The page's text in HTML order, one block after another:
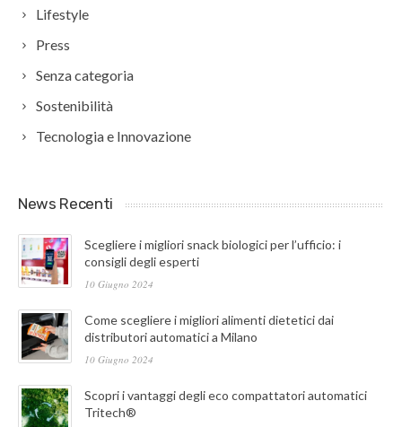
Lifestyle
Press
Senza categoria
Sostenibilità
Tecnologia e Innovazione
News Recenti
Scegliere i migliori snack biologici per l’ufficio: i
consigli degli esperti
10 Giugno 2024
Come scegliere i migliori alimenti dietetici dai
distributori automatici a Milano
10 Giugno 2024
Scopri i vantaggi degli eco compattatori automatici
Tritech®